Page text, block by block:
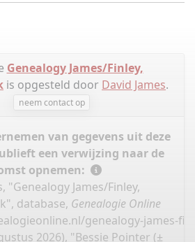
Genealogy James/Finley,
is opgesteld door David James.
neem contact op
van gegevens uit deze
een verwijzing naar de
opnemen:
"Genealogy James/Finley,
database, Genealogie Online
genealogy-james-
2026), "Bessie Pointer (±